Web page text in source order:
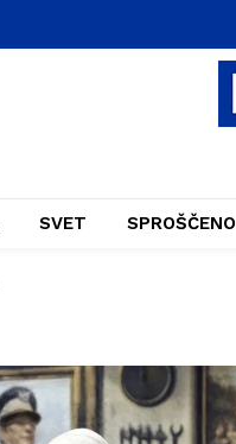
SVET SPROŠČENO